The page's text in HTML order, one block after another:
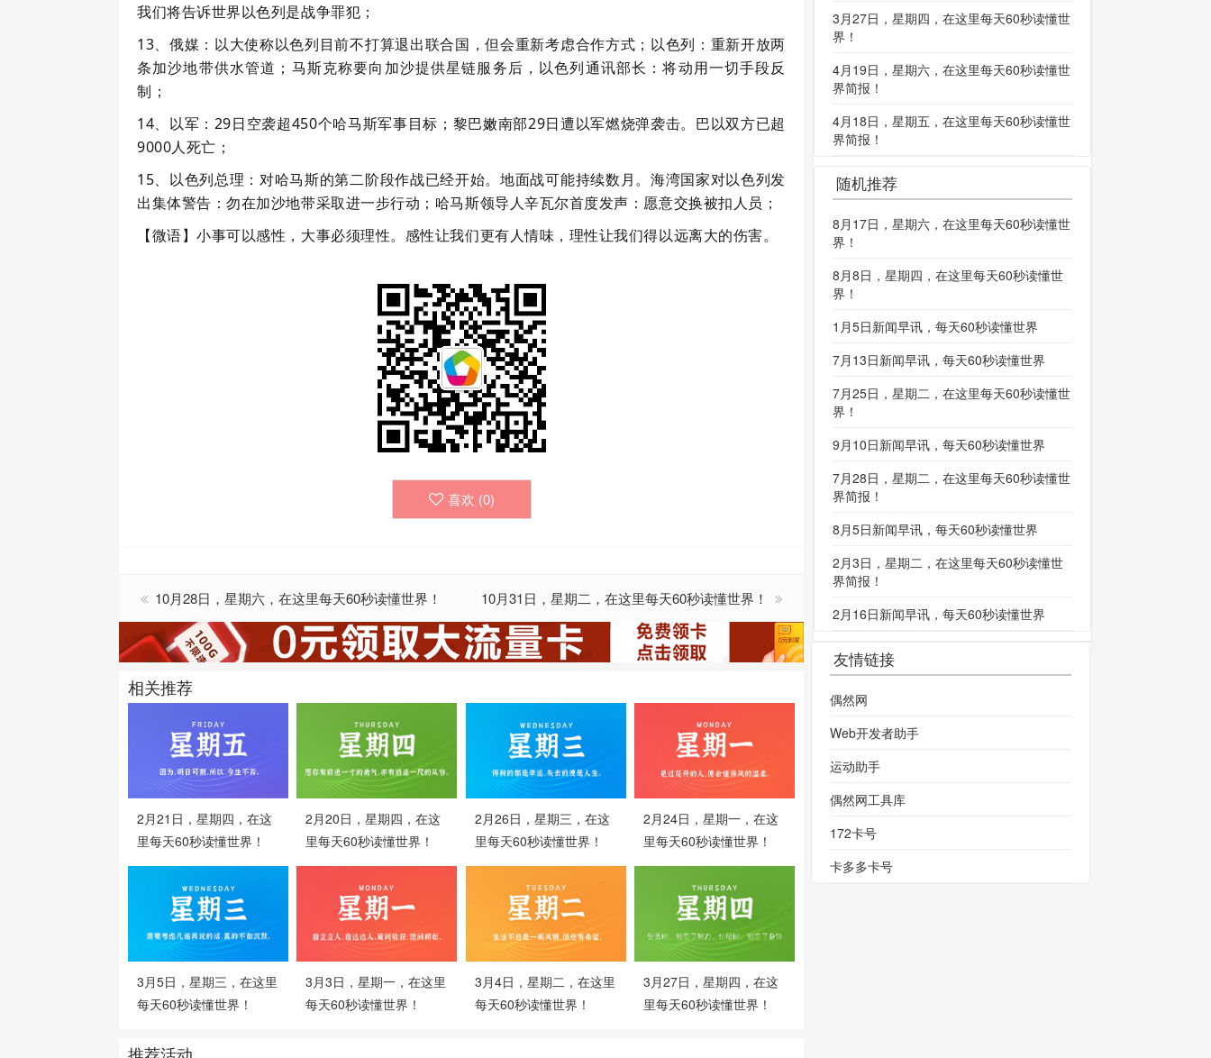
我们将告诉世界以色列是战争罪犯；
13、俄媒：以大使称以色列目前不打算退出联合国，但会重新考虑合作方式；以色列：重新开放两
条加沙地带供水管道；马斯克称要向加沙提供星链服务后，以色列通讯部长：将动用一切手段反
制；
14、以军：29日空袭超450个哈马斯军事目标；黎巴嫩南部29日遭以军燃烧弹袭击。巴以双方已超
9000人死亡；
15、以色列总理：对哈马斯的第二阶段作战已经开始。地面战可能持续数月。海湾国家对以色列发
出集体警告：勿在加沙地带采取进一步行动；哈马斯领导人辛瓦尔首度发声：愿意交换被扣人员；
【微语】小事可以感性，大事必须理性。感性让我们更有人情味，理性让我们得以远离大的伤害。
喜欢 (0)
10月28日，星期六，在这里每天60秒读懂世界！ 10月31日，星期二，在这里每天60秒读懂世界！
相关推荐
2月21日，星期四，在这
里每天60秒读懂世界！
2月20日，星期四，在这
里每天60秒读懂世界！
2月26日，星期三，在这
里每天60秒读懂世界！
2月24日，星期一，在这
里每天60秒读懂世界！
3月5日，星期三，在这里
每天60秒读懂世界！
3月3日，星期一，在这里
每天60秒读懂世界！
3月4日，星期二，在这里
每天60秒读懂世界！
3月27日，星期四，在这
里每天60秒读懂世界！
3月27日，星期四，在这里每天60秒读懂世
界！
4月19日，星期六，在这里每天60秒读懂世
界简报！
4月18日，星期五，在这里每天60秒读懂世
界简报！
随机推荐
8月17日，星期六，在这里每天60秒读懂世
界！
8月8日，星期四，在这里每天60秒读懂世
界！
1月5日新闻早讯，每天60秒读懂世界
7月13日新闻早讯，每天60秒读懂世界
7月25日，星期二，在这里每天60秒读懂世
界！
9月10日新闻早讯，每天60秒读懂世界
7月28日，星期二，在这里每天60秒读懂世
界简报！
8月5日新闻早讯，每天60秒读懂世界
2月3日，星期二，在这里每天60秒读懂世
界简报！
2月16日新闻早讯，每天60秒读懂世界
友情链接
偶然网
Web开发者助手
运动助手
偶然网工具库
172卡号
卡多多卡号